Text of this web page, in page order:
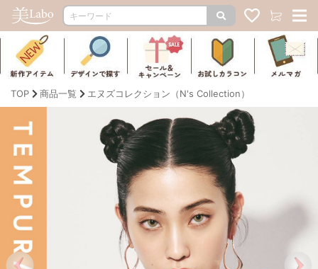
TOP 商品一覧 エヌズコレクション（N's Collection）